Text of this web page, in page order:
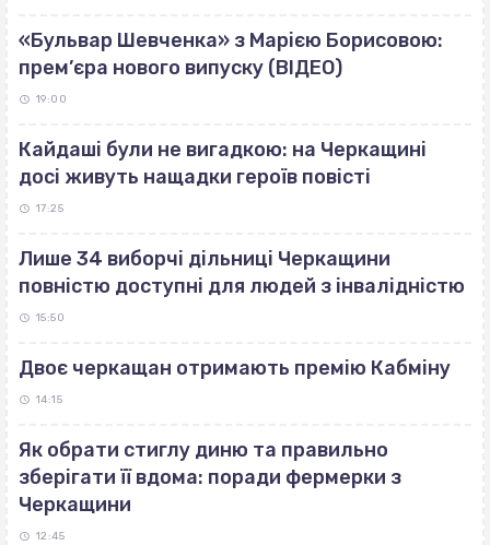
«Бульвар Шевченка» з Марією Борисовою:
прем’єра нового випуску (ВІДЕО)
19:00
Кайдаші були не вигадкою: на Черкащині
досі живуть нащадки героїв повісті
17:25
Лише 34 виборчі дільниці Черкащини
повністю доступні для людей з інвалідністю
15:50
Двоє черкащан отримають премію Кабміну
14:15
Як обрати стиглу диню та правильно
зберігати її вдома: поради фермерки з
Черкащини
12:45